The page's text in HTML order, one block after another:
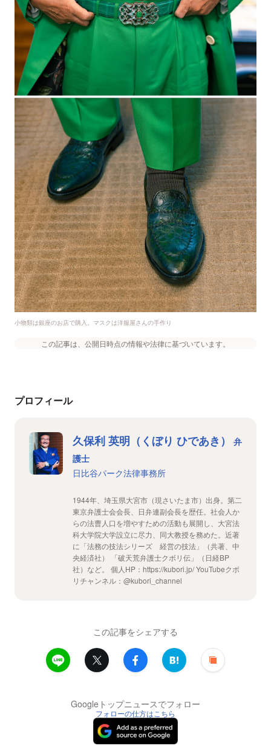
小物類は銀座のお店で購入。マスクは洋服屋さんの手作り
この記事は、公開日時点の情報や法律に基づいています。
プロフィール
久保利 英明（くぼり ひであき）
弁
護士
日比谷パーク法律事務所
1944年、埼玉県大宮市（現さいたま市）出身。第二
東京弁護士会会長、日弁連副会長を歴任。社会人か
らの法曹人口を増やすための活動も展開し、大宮法
科大学院大学設立に尽力、同大教授を務めた。近著
に「法務の技法シリーズ 経営の技法」（共著、中
央経済社） 「破天荒弁護士クボリ伝」（日経BP
社）など。 個人HP：https://kubori.jp/ YouTubeクボ
リチャンネル：@kubori_channel
この記事をシェアする
Googleトップニュースでフォロー
フォローの仕方はこちら